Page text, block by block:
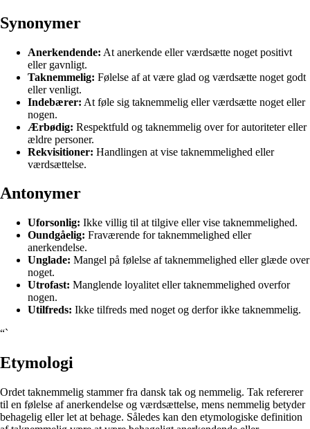
Synonymer
Anerkendende: At anerkende eller værdsætte noget positivt
eller gavnligt.
Taknemmelig: Følelse af at være glad og værdsætte noget godt
eller venligt.
Indebærer: At føle sig taknemmelig eller værdsætte noget eller
nogen.
Ærbødig: Respektfuld og taknemmelig over for autoriteter eller
ældre personer.
Rekvisitioner: Handlingen at vise taknemmelighed eller
værdsættelse.
Antonymer
Uforsonlig: Ikke villig til at tilgive eller vise taknemmelighed.
Oundgåelig: Fraværende for taknemmelighed eller
anerkendelse.
Unglade: Mangel på følelse af taknemmelighed eller glæde over
noget.
Utrofast: Manglende loyalitet eller taknemmelighed overfor
nogen.
Utilfreds: Ikke tilfreds med noget og derfor ikke taknemmelig.
“`
Etymologi
Ordet taknemmelig stammer fra dansk tak og nemmelig. Tak refererer
til en følelse af anerkendelse og værdsættelse, mens nemmelig betyder
behagelig eller let at behage. Således kan den etymologiske definition